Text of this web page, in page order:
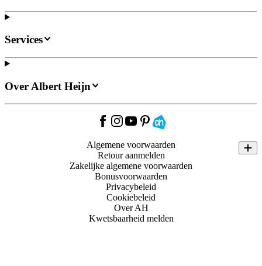
Services
Over Albert Heijn
Algemene voorwaarden
Retour aanmelden
Zakelijke algemene voorwaarden
Bonusvoorwaarden
Privacybeleid
Cookiebeleid
Over AH
Kwetsbaarheid melden